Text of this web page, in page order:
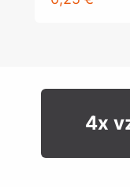
4x